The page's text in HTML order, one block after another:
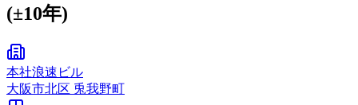
(±10年)
本社浪速ビル
大阪市北区 兎我野町